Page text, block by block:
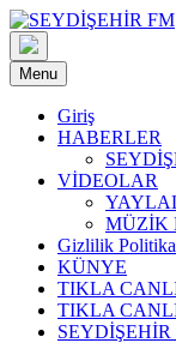
Skip
to
content
Menu
Giriş
HABERLER
VİDEOLAR
MÜZİK
Gizlilik
KÜNYE
TIKLA
TIKLA